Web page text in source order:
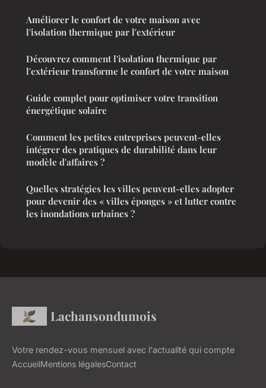
Améliorer le confort de votre maison avec
l'isolation thermique par l'extérieur
Découvrez comment l'isolation thermique par
l'extérieur transforme le confort de votre maison
Guide complet pour optimiser votre transition
énergétique solaire
Comment les petites entreprises peuvent-elles
intégrer des pratiques de durabilité dans leur
modèle d'affaires ?
Quelles stratégies les villes peuvent-elles adopter
pour devenir des « villes éponges » et lutter contre
les inondations urbaines ?
Lachansondumois
Votre rendez-vous mensuel avec l'actualité qui compte
AccueilMentions légalesContact